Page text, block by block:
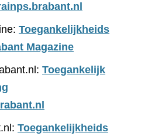
Toegankelijkheids
Magazine
Toegankelijk
Toegankelijkheids